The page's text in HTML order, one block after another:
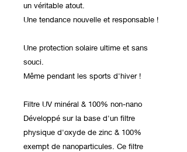
un véritable atout.
Une tendance nouvelle et responsable !
Une protection solaire ultime et sans
souci.
Même pendant les sports d'hiver !
Filtre UV minéral & 100% non-nano
Développé sur la base d'un filtre
physique d'oxyde de zinc & 100%
exempt de nanoparticules. Ce filtre